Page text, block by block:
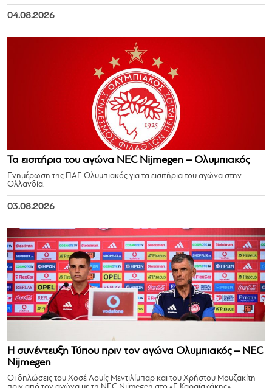
04.08.2026
Τα εισιτήρια του αγώνα NEC Nijmegen – Ολυμπιακός
Ενημέρωση της ΠΑΕ Ολυμπιακός για τα εισιτήρια του αγώνα στην
Ολλανδία.
03.08.2026
Η συνέντευξη Τύπου πριν τον αγώνα Ολυμπιακός – NEC
Nijmegen
Οι δηλώσεις του Χοσέ Λουίς Μεντιλίμπαρ και του Χρήστου Μουζακίτη